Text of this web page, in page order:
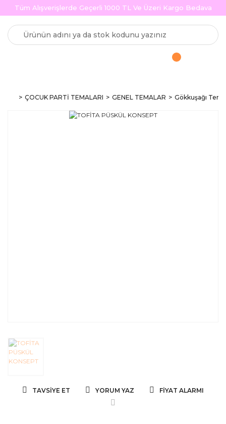
Tüm Alışverişlerde Geçerli 1000 TL Ve Üzeri Kargo Bedava
ÇOCUK PARTİ TEMALARI GENEL TEMALAR Gökkuşağı
TAVSIYE ET YORUM YAZ FIYAT ALARMI